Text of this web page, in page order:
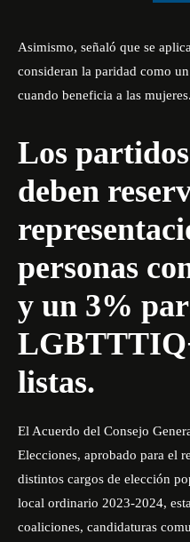
Asimismo, señaló que se
consideran la paridad como
cuando beneficia a las mujeres.
Los
deben
personas
y un 3%
listas.
El Acuerdo del Consejo
Elecciones, aprobado para el
distintos cargos de elección
local ordinario 2023-2024,
coaliciones, candidaturas